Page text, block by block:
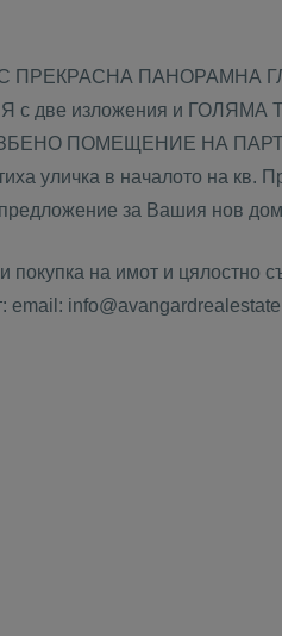
С ПРЕКРАСНА ПАНОРАМНА
с две изложения и
ПОМЕЩЕНИЕ НА
уличка в началото на кв.
предложение за Вашия нов
покупка на имот и цялостно
email: